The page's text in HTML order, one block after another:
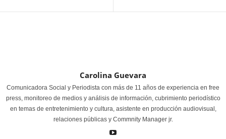
Carolina Guevara
Comunicadora Social y Periodista con más de 11 años de experiencia en free
press, monitoreo de medios y análisis de información, cubrimiento periodístico
en temas de entretenimiento y cultura, asistente en producción audiovisual,
relaciones públicas y Commnity Manager jr.